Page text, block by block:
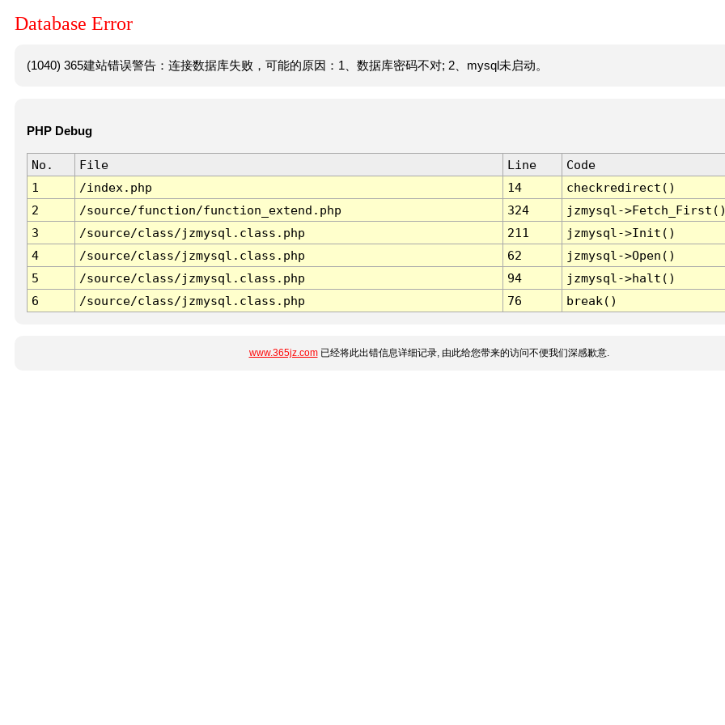
Database Error
(1040) 365建站错误警告：连接数据库失败，可能的原因：1、数据库密码不对; 2、mysql未启动。
PHP Debug
No. File Line
Code
1
/index.php 14
checkredirect()
2
/source/function/function_extend.php 324
jzmysql-
3
/source/class/jzmysql.class.php 211
jzmysql->Init()
4
/source/class/jzmysql.class.php 62
jzmysql->Open()
5
/source/class/jzmysql.class.php 94
jzmysql->halt()
6
/source/class/jzmysql.class.php 76 break()
www.365jz.com已经将此出错信息详细记录, 由此给您带来的访问不便我们深感歉意.